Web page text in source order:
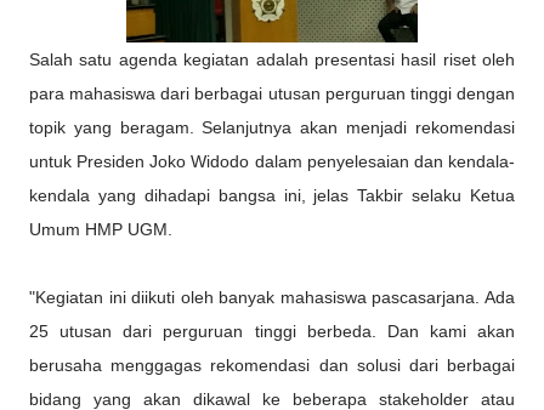
Salah satu agenda kegiatan adalah presentasi hasil riset oleh
para mahasiswa dari berbagai utusan perguruan tinggi dengan
topik yang beragam. Selanjutnya akan menjadi rekomendasi
untuk Presiden Joko Widodo dalam penyelesaian dan kendala-
kendala yang dihadapi bangsa ini, jelas Takbir selaku Ketua
Umum HMP UGM.
"Kegiatan ini diikuti oleh banyak mahasiswa pascasarjana. Ada
25 utusan dari perguruan tinggi berbeda. Dan kami akan
berusaha menggagas rekomendasi dan solusi dari berbagai
bidang yang akan dikawal ke beberapa stakeholder atau